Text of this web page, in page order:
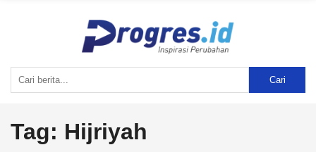
Cari
Tag: Hijriyah